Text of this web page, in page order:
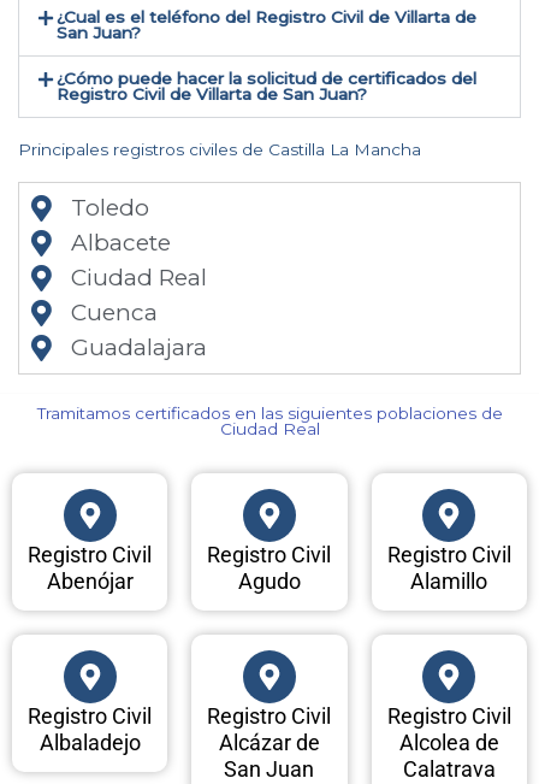
¿Cual es el teléfono del Registro Civil de Villarta de
San Juan​?
¿Cómo puede hacer la solicitud de certificados del
Registro Civil de Villarta de San Juan​?
Principales registros civiles de Castilla La Mancha
Toledo
Albacete
Ciudad Real
Cuenca
Guadalajara
Tramitamos certificados en las siguientes poblaciones de
Ciudad Real​
Registro Civil
Abenójar
Registro Civil
Agudo
Registro Civil
Alamillo
Registro Civil
Albaladejo
Registro Civil
Alcázar de
San Juan
Registro Civil
Alcolea de
Calatrava